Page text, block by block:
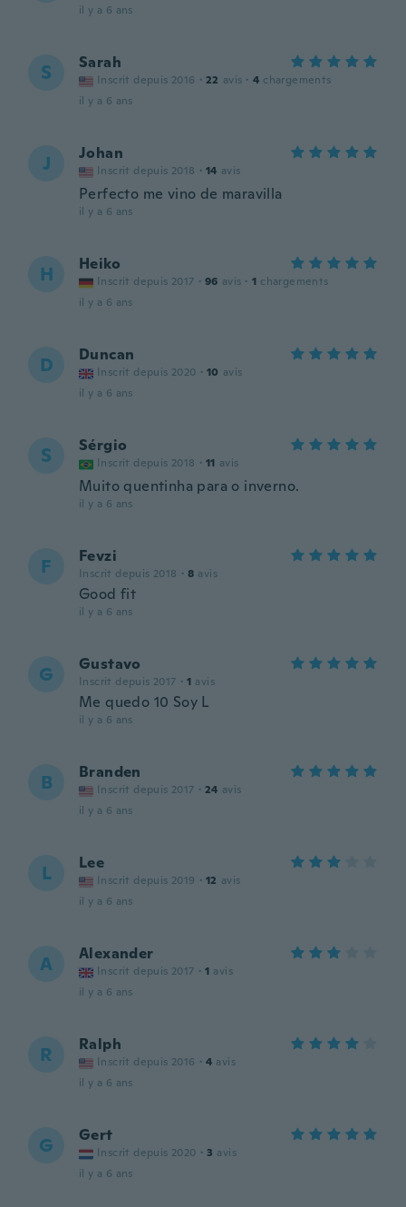
il y a 6 ans
S Sarah
Inscrit depuis 2016 · 22 avis · 4 chargements
il y a 6 ans
J Johan
Inscrit depuis 2018 · 14 avis
Perfecto me vino de maravilla
il y a 6 ans
H Heiko
Inscrit depuis 2017 · 96 avis · 1 chargements
il y a 6 ans
D Duncan
Inscrit depuis 2020 · 10 avis
il y a 6 ans
S Sérgio
Inscrit depuis 2018 · 11 avis
Muito quentinha para o inverno.
il y a 6 ans
F Fevzi
Inscrit depuis 2018 · 8 avis
Good fit
il y a 6 ans
G Gustavo
Inscrit depuis 2017 · 1 avis
Me quedo 10 Soy L
il y a 6 ans
B Branden
Inscrit depuis 2017 · 24 avis
il y a 6 ans
L Lee
Inscrit depuis 2019 · 12 avis
il y a 6 ans
A Alexander
Inscrit depuis 2017 · 1 avis
il y a 6 ans
R Ralph
Inscrit depuis 2016 · 4 avis
il y a 6 ans
G Gert
Inscrit depuis 2020 · 3 avis
il y a 6 ans